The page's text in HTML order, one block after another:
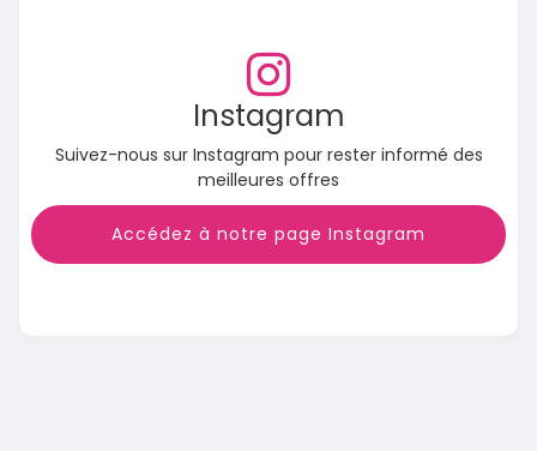
Instagram
Suivez-nous sur Instagram pour rester informé des
meilleures offres
Accédez à notre page Instagram